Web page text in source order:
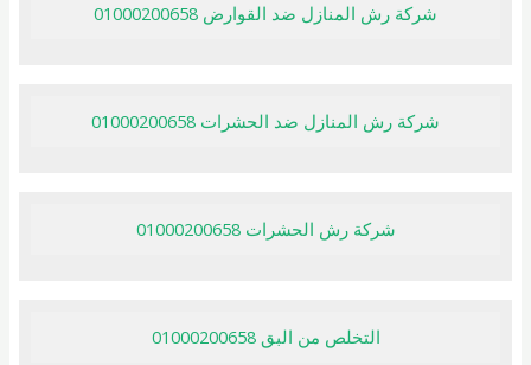
شركة رش المنازل ضد القوارض 01000200658
شركة رش المنازل ضد الحشرات 01000200658
شركة رش الحشرات 01000200658
التخلص من البق 01000200658